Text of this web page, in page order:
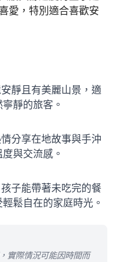
愛，特別適合喜歡安
靜且有美麗山景，適
靜的旅客。
分享在地故事與手沖
與交流感。
子能帶著未吃完的餐
鬆自在的家庭時光。
實際情況可能因時間而